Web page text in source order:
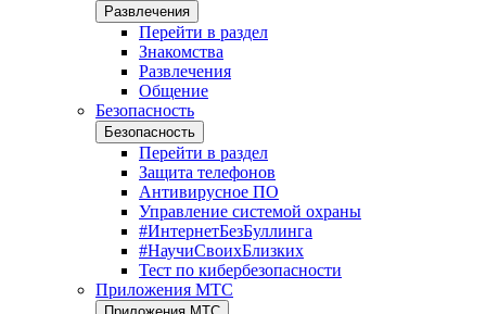
Развлечения
Перейти в раздел
Знакомства
Развлечения
Общение
Безопасность
Безопасность
Перейти в раздел
Защита телефонов
Антивирусное ПО
Управление системой охраны
#ИнтернетБезБуллинга
#НаучиСвоихБлизких
Тест по кибербезопасности
Приложения МТС